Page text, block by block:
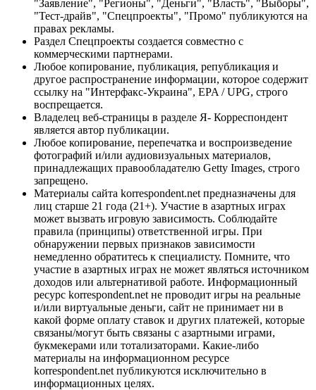
"Заявление", "Регионы", "Деньги", "Власть", "Выборы",
"Тест-драйв", "Спецпроекты", "Промо" публикуются на
правах рекламы.
Раздел Спецпроекты создается совместно с
коммерческими партнерами.
Любое копирование, публикация, републикация и
другое распространение информации, которое содержит
ссылку на "Интерфакс-Украина", EPA / UPG, строго
воспрещается.
Владелец веб-страницы в разделе Я- Корреспондент
является автор публикации.
Любое копирование, перепечатка и воспроизведение
фотографий и/или аудиовизуальных материалов,
принадлежащих правообладателю Getty Images, строго
запрещено.
Материалы сайта korrespondent.net предназначены для
лиц старше 21 года (21+). Участие в азартных играх
может вызвать игровую зависимость. Соблюдайте
правила (принципы) ответственной игры. При
обнаружении первых признаков зависимости
немедленно обратитесь к специалисту. Помните, что
участие в азартных играх не может являться источником
доходов или альтернативой работе. Информационный
ресурс korrespondent.net не проводит игры на реальные
и/или виртуальные деньги, сайт не принимает ни в
какой форме оплату ставок и других платежей, которые
связаны/могут быть связаны с азартными играми,
букмекерами или тотализаторами. Какие-либо
материалы на информационном ресурсе
korrespondent.net публикуются исключительно в
информационных целях.